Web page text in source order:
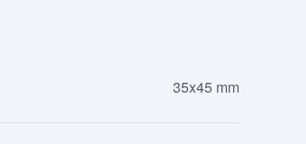
35x45 mm